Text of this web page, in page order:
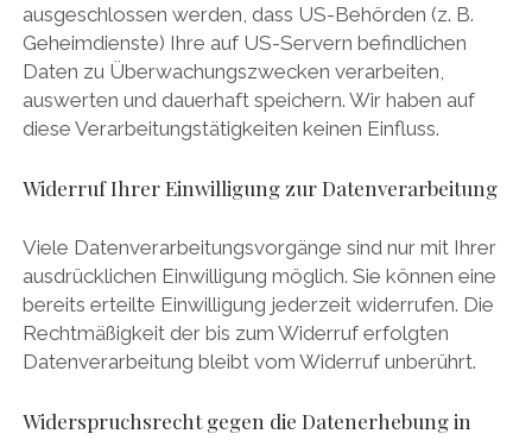
ausgeschlossen werden, dass US-Behörden (z. B.
Geheimdienste) Ihre auf US-Servern befindlichen
Daten zu Überwachungszwecken verarbeiten,
auswerten und dauerhaft speichern. Wir haben auf
diese Verarbeitungstätigkeiten keinen Einfluss.
Widerruf Ihrer Einwilligung zur Datenverarbeitung
Viele Datenverarbeitungsvorgänge sind nur mit Ihrer
ausdrücklichen Einwilligung möglich. Sie können eine
bereits erteilte Einwilligung jederzeit widerrufen. Die
Rechtmäßigkeit der bis zum Widerruf erfolgten
Datenverarbeitung bleibt vom Widerruf unberührt.
Widerspruchsrecht gegen die Datenerhebung in